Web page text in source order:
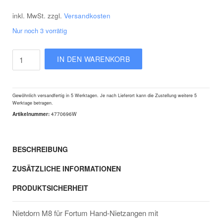
inkl. MwSt. zzgl. Versandkosten
Nur noch 3 vorrätig
Fortum
4770633-
4770636
IN DEN WARENKORB
Gewöhnlich versandfertig in 5 Werktagen. Je nach Lieferort kann die Zustellung weitere 5
Werktage betragen.
Artikelnummer: 4770696W
BESCHREIBUNG
ZUSÄTZLICHE INFORMATIONEN
PRODUKTSICHERHEIT
Nietdorn M8 für Fortum Hand-Nietzangen mit